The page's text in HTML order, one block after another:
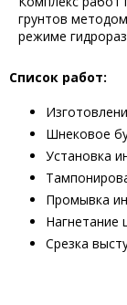
грунтов
режиме
Список работ:
Шнековое
Установка
Промывка
Нагнетание
Срезка